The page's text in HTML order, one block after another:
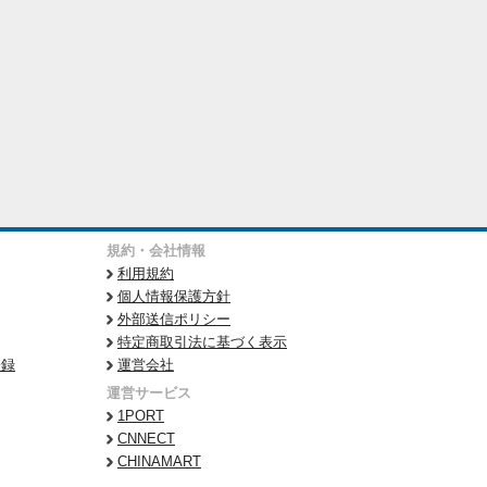
規約・会社情報
利用規約
個人情報保護方針
外部送信ポリシー
特定商取引法に基づく表示
運営会社
運営サービス
1PORT
CNNECT
CHINAMART